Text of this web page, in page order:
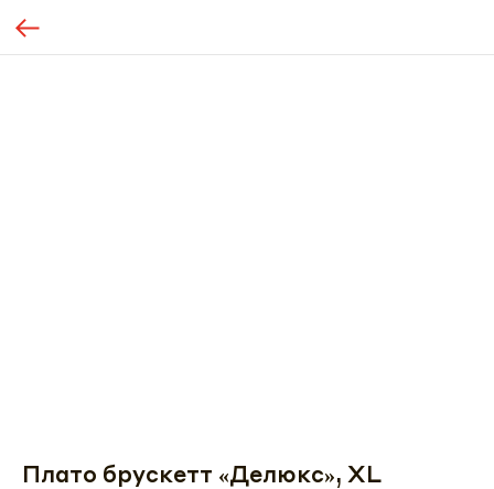
Плато брускетт «Делюкс», XL